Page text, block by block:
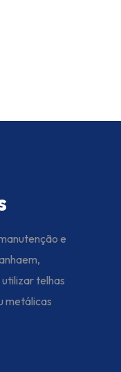
e
telhas
metálicas